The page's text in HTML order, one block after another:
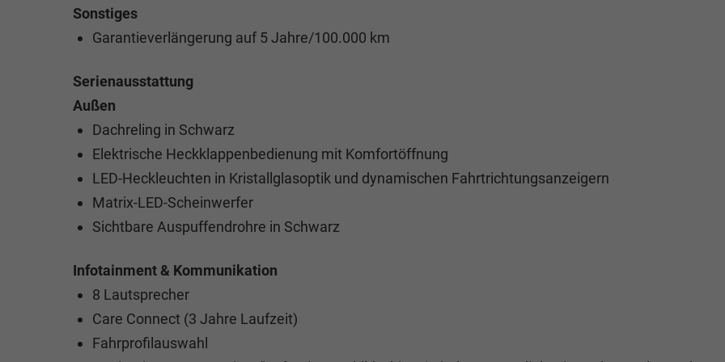
Sonstiges
Garantieverlängerung auf 5 Jahre/100.000 km
Serienausstattung
Außen
Dachreling in Schwarz
Elektrische Heckklappenbedienung mit Komfortöffnung
LED-Heckleuchten in Kristallglasoptik und dynamischen Fahrtrichtungsanzeigern
Matrix-LED-Scheinwerfer
Sichtbare Auspuffendrohre in Schwarz
Infotainment & Kommunikation
8 Lautsprecher
Care Connect (3 Jahre Laufzeit)
Fahrprofilauswahl